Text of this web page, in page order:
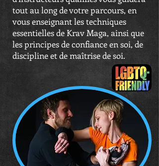
tout au long de votre parcours, en
vous enseignant les techniques
essentielles de Krav Maga, ainsi que
les principes de confiance en soi, de
discipline et de maîtrise de soi.